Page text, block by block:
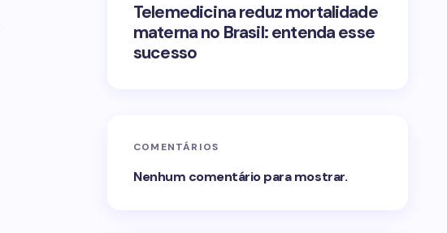
Telemedicina reduz mortalidade
materna no Brasil: entenda esse
sucesso
COMENTÁRIOS
Nenhum comentário para mostrar.